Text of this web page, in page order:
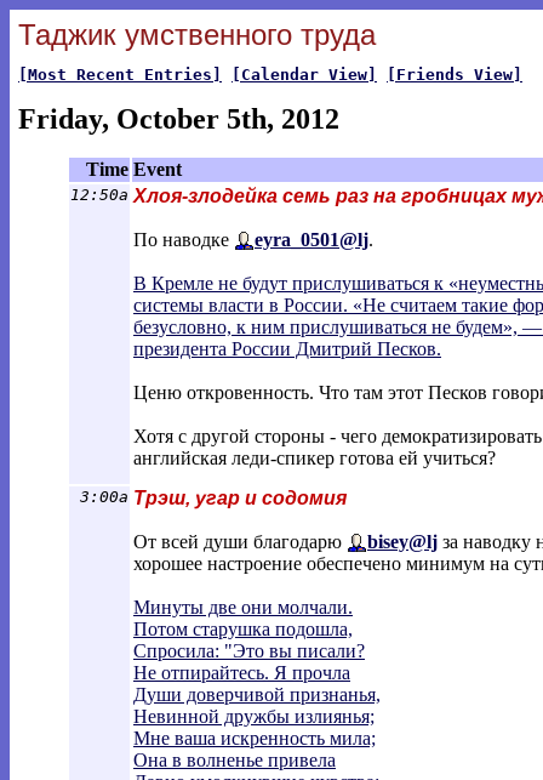
Таджик умственного труда
[Most Recent Entries] [Calendar View] [Friends View]
Friday, October 5th, 2012
Time Event
12:50a Хлоя-злодейка семь раз на гробницах
По наводке eyra_0501@lj.
В Кремле не будут прислушиваться к
системы власти в России. «Не считаем такие
безусловно, к ним прислушиваться не будем», —
президента России Дмитрий Песков.
Ценю откровенность. Что там этот Песков
Хотя с другой стороны - чего
английская леди-спикер готова ей учиться?
3:00a Трэш, угар и содомия
От всей души благодарю bisey@lj за наводку
хорошее настроение обеспечено минимум на
Минуты две они молчали.
Потом старушка подошла,
Спросила: "Это вы писали?
Не отпирайтесь. Я прочла
Души доверчивой признанья,
Невинной дружбы излиянья;
Мне ваша искренность мила;
Она в волненье привела